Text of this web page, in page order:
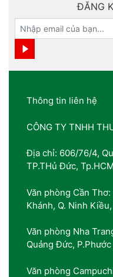
ĐĂNG
Thông tin liên hệ
CÔNG TY TNHH
Địa chỉ: 606/76/4,
TP.THủ Đức, Tp.HCM
Văn phòng Cần
Khánh, Q. Ninh
Văn phòng Nha
Quảng Đức,
Văn phòng